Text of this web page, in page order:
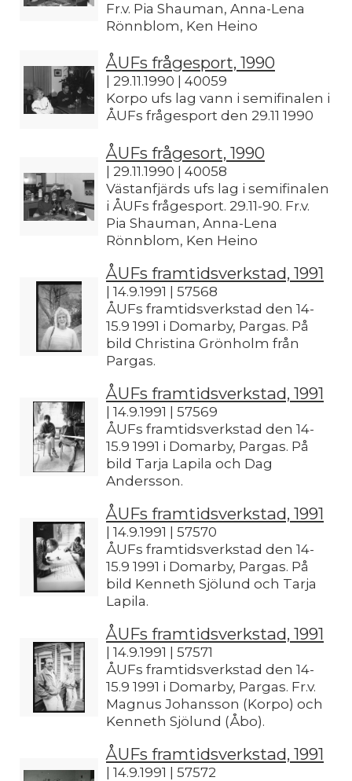
Fr.v. Pia Shauman, Anna-Lena
Rönnblom, Ken Heino
ÅUFs frågesport, 1990
| 29.11.1990 | 40059
Korpo ufs lag vann i semifinalen i
ÅUFs frågesport den 29.11 1990
ÅUFs frågesort, 1990
| 29.11.1990 | 40058
Västanfjärds ufs lag i semifinalen
i ÅUFs frågesport. 29.11-90. Fr.v.
Pia Shauman, Anna-Lena
Rönnblom, Ken Heino
ÅUFs framtidsverkstad, 1991
| 14.9.1991 | 57568
ÅUFs framtidsverkstad den 14-
15.9 1991 i Domarby, Pargas. På
bild Christina Grönholm från
Pargas.
ÅUFs framtidsverkstad, 1991
| 14.9.1991 | 57569
ÅUFs framtidsverkstad den 14-
15.9 1991 i Domarby, Pargas. På
bild Tarja Lapila och Dag
Andersson.
ÅUFs framtidsverkstad, 1991
| 14.9.1991 | 57570
ÅUFs framtidsverkstad den 14-
15.9 1991 i Domarby, Pargas. På
bild Kenneth Sjölund och Tarja
Lapila.
ÅUFs framtidsverkstad, 1991
| 14.9.1991 | 57571
ÅUFs framtidsverkstad den 14-
15.9 1991 i Domarby, Pargas. Fr.v.
Magnus Johansson (Korpo) och
Kenneth Sjölund (Åbo).
ÅUFs framtidsverkstad, 1991
| 14.9.1991 | 57572